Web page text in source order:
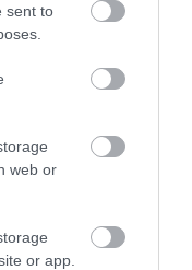
sent to
web or
or app.
ad a hideg
adja a recept
és a magas